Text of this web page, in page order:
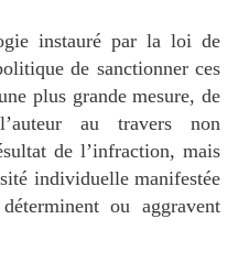
instauré par la loi de
de sanctionner ces
plus grande mesure, de
au travers non
de l’infraction, mais
individuelle manifestée
ou aggravent